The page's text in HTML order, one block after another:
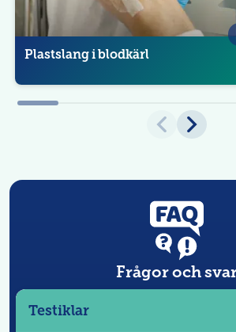
Plastslang i blodkärl
Frågor och
Testiklar